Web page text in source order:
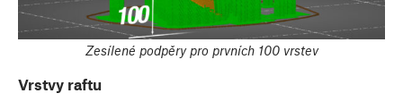
Zesílené podpěry pro prvních 100 vrstev
Vrstvy raftu